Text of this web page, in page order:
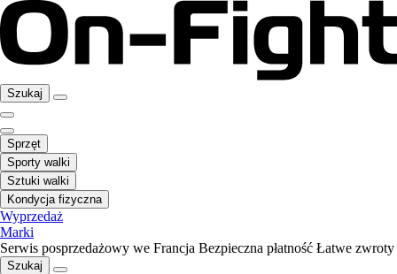
Szukaj
Sprzęt
Sporty walki
Sztuki walki
Kondycja fizyczna
Wyprzedaż
Marki
Serwis posprzedażowy we Francja Bezpieczna płatność Łatwe zwroty
Szukaj